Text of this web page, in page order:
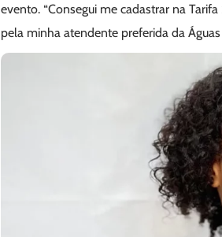
evento. “Consegui me cadastrar na
pela minha atendente preferida da